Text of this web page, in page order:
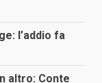
l’addio fa
altro: Conte